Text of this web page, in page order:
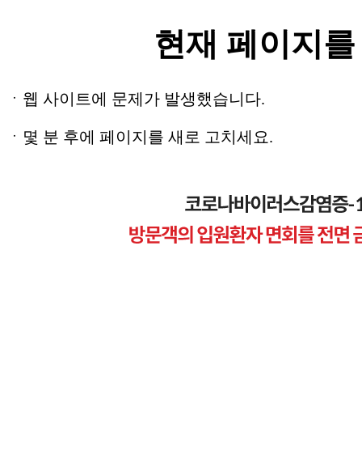
현재 페이지
ㆍ웹 사이트에 문제가 발생했습니다.
ㆍ몇 분 후에 페이지를 새로 고치세요.